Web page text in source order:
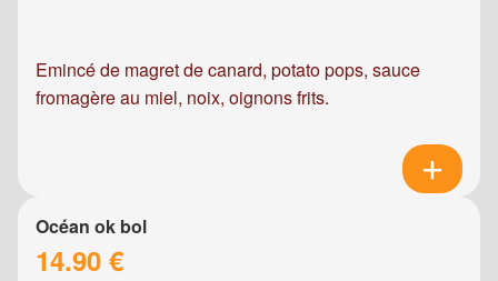
Emincé de magret de canard, potato pops, sauce
fromagère au miel, noix, oignons frits.
Océan ok bol
14.90 €